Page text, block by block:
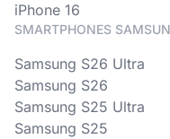
iPhone 16
SMARTPHONES
Samsung S26 Ultra
Samsung S26
Samsung S25 Ultra
Samsung S25